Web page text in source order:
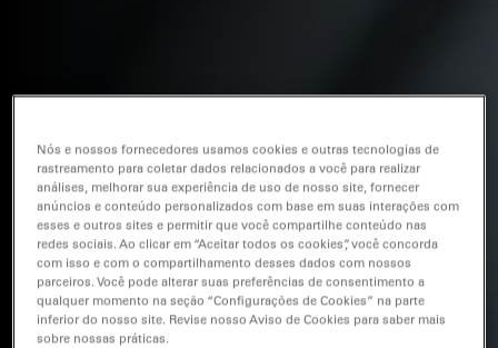
Nós e nossos fornecedores usamos cookies e outras tecnologias de
rastreamento para coletar dados relacionados a você para realizar
análises, melhorar sua experiência de uso de nosso site, fornecer
anúncios e conteúdo personalizados com base em suas interações com
esses e outros sites e permitir que você compartilhe conteúdo nas
redes sociais. Ao clicar em “Aceitar todos os cookies”, você concorda
com isso e com o compartilhamento desses dados com nossos
parceiros. Você pode alterar suas preferências de consentimento a
qualquer momento na seção “Configurações de Cookies” na parte
inferior do nosso site. Revise nosso Aviso de Cookies para saber mais
sobre nossas práticas.